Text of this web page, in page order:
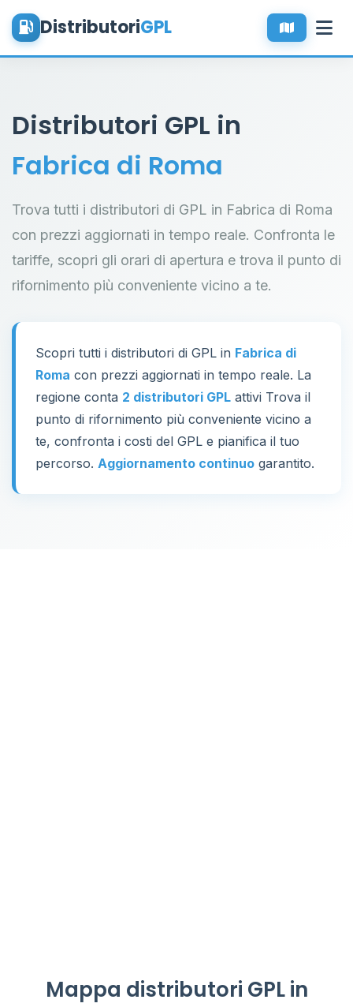
DistributoriGPL
Distributori GPL in
Fabrica di Roma
Trova tutti i distributori di GPL in Fabrica di Roma
con prezzi aggiornati in tempo reale. Confronta le
tariffe, scopri gli orari di apertura e trova il punto di
rifornimento più conveniente vicino a te.
Scopri tutti i distributori di GPL in Fabrica di
Roma con prezzi aggiornati in tempo reale. La
regione conta 2 distributori GPL attivi Trova il
punto di rifornimento più conveniente vicino a
te, confronta i costi del GPL e pianifica il tuo
percorso. Aggiornamento continuo garantito.
Mappa distributori GPL in